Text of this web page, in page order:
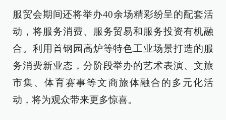
服贸会期间还将举办40余场精彩纷呈的配套活
动，将服务消费、服务贸易和服务投资有机融
合。利用首钢园高炉等特色工业场景打造的服
务消费新业态，分阶段举办的艺术表演、文旅
市集、体育赛事等文商旅体融合的多元化活
动，将为观众带来更多惊喜。